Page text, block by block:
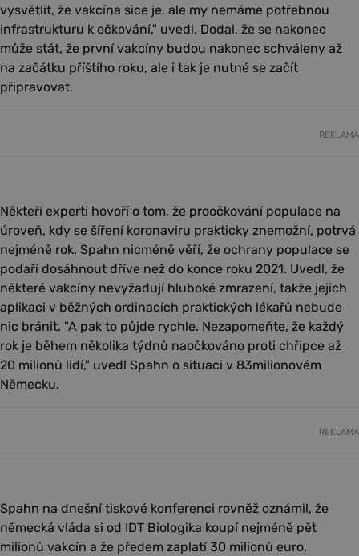
vysvětlit, že vakcína sice je, ale my nemáme potřebnou
infrastrukturu k očkování," uvedl. Dodal, že se nakonec
může stát, že první vakcíny budou nakonec schváleny až
na začátku příštího roku, ale i tak je nutné se začít
připravovat.
REKLAMA
Někteří experti hovoří o tom, že proočkování populace na
úroveň, kdy se šíření koronaviru prakticky znemožní, potrvá
nejméně rok. Spahn nicméně věří, že ochrany populace se
podaří dosáhnout dříve než do konce roku 2021. Uvedl, že
některé vakcíny nevyžadují hluboké zmrazení, takže jejich
aplikaci v běžných ordinacích praktických lékařů nebude
nic bránit. "A pak to půjde rychle. Nezapomeňte, že každý
rok je během několika týdnů naočkováno proti chřipce až
20 milionů lidí," uvedl Spahn o situaci v 83milionovém
Německu.
REKLAMA
Spahn na dnešní tiskové konferenci rovněž oznámil, že
německá vláda si od IDT Biologika koupí nejméně pět
milionů vakcín a že předem zaplatí 30 milionů euro.